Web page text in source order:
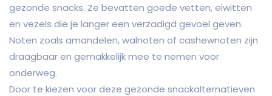
gezonde snacks. Ze bevatten goede vetten, eiwitten
en vezels die je langer een verzadigd gevoel geven.
Noten zoals amandelen, walnoten of cashewnoten zijn
draagbaar en gemakkelijk mee te nemen voor
onderweg.
Door te kiezen voor deze gezonde snackalternatieven